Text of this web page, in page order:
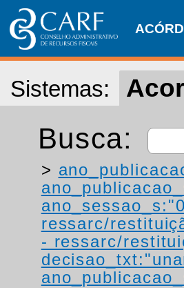
Sistemas:
Busca:
>
ressarc/
- ressarc/